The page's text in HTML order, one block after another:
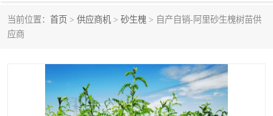
当前位置： 首页 > 供应商机 > 砂生槐 > 自产自销-阿里砂生槐树苗供
应商新疆杨
圆冠榆 柠条
白刺苗